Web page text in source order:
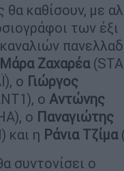
θα καθίσουν, με
των έξι
Μάρα Ζαχαρέα
ο Γιώργος
ο Αντώνης
ο Παναγιώτης
και η Ράνια Τζίμα
συντονίσει ο